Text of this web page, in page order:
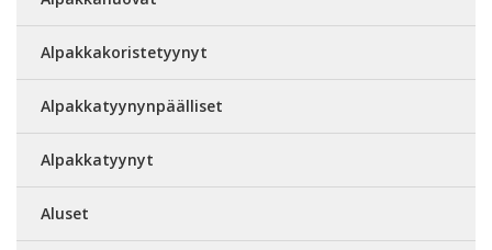
Alpakkakoristetyynyt
Alpakkatyynynpäälliset
Alpakkatyynyt
Aluset